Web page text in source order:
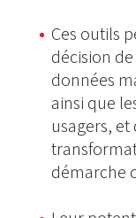
Ces outils
décision
données
ainsi que
usagers, et
démarche